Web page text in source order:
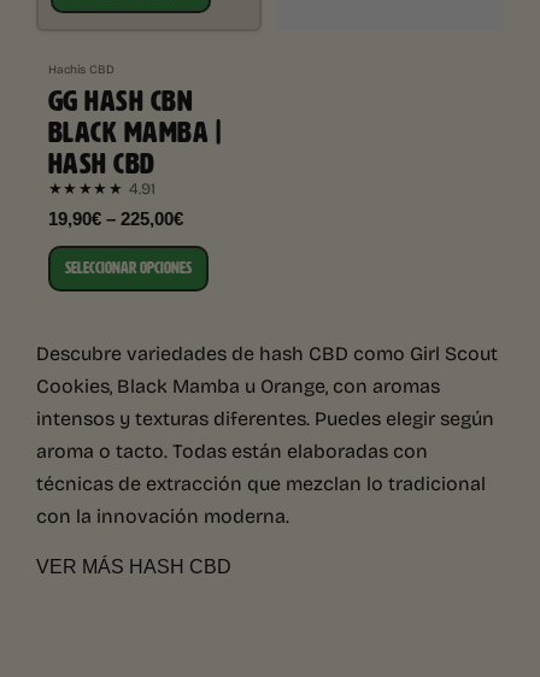
Hachís CBD
GG HASH CBN
BLACK MAMBA |
HASH CBD
★★★★★ 4.91
19,90€ – 225,00€
SELECCIONAR OPCIONES
Descubre variedades de hash CBD como Girl Scout
Cookies, Black Mamba u Orange, con aromas
intensos y texturas diferentes. Puedes elegir según
aroma o tacto. Todas están elaboradas con
técnicas de extracción que mezclan lo tradicional
con la innovación moderna.
VER MÁS HASH CBD